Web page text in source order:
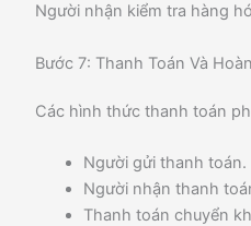
Người nhận kiểm tra hàng
Bước 7: Thanh Toán Và
Các hình thức thanh toán
Người gửi thanh toán.
Người nhận thanh
Thanh toán chuyển